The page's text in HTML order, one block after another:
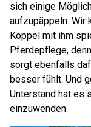
sich einige
aufzupäppeln. Wir
Koppel mit ihm
Pferdepflege,
sorgt ebenfalls
besser fühlt. Und
Unterstand hat es
einzuwenden.